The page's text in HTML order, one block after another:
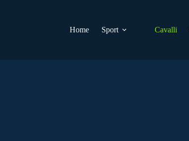
Home
Sport Cavalli